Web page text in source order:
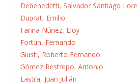
Debenedetti, Salvador Santiago
Duprat, Emilio
Fariña Núñez, Eloy
Fortún, Fernando
Giusti, Roberto Fernando
Gómez Restrepo, Antonio
Lastra, Juan Julián